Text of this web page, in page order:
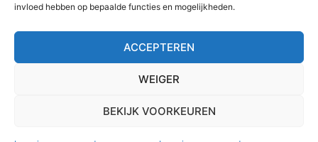
invloed hebben op bepaalde functies en mogelijkheden.
ACCEPTEREN
WEIGER
BEKIJK VOORKEUREN